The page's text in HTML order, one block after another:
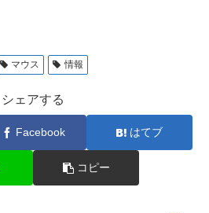
マウス 情報
シェアする
Facebook はてブ
コピー